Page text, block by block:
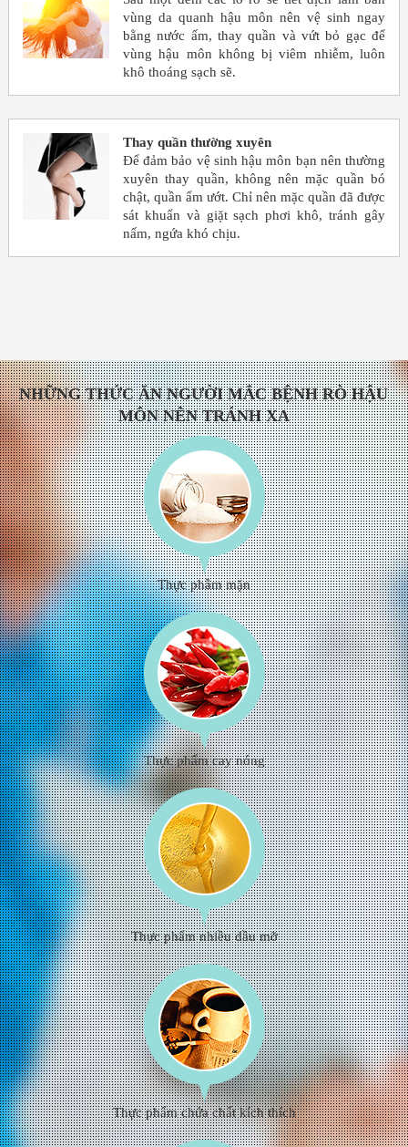
vùng da quanh hậu môn nên vệ sinh ngay
bằng nước ấm, thay quần và vứt bỏ gạc để
vùng hậu môn không bị viêm nhiễm, luôn
khô thoáng sạch sẽ.
Thay quần thường xuyên
Để đảm bảo vệ sinh hậu môn bạn nên thường
xuyên thay quần, không nên mặc quần bó
chật, quần ẩm ướt. Chỉ nên mặc quần đã được
sát khuẩn và giặt sạch phơi khô, tránh gây
nấm, ngứa khó chịu.
NHỮNG THỨC ĂN NGƯỜI MẮC BỆNH RÒ HẬU
MÔN NÊN TRÁNH XA
Thực phầm mặn
Thực phẩm cay nóng
Thực phẩm nhiều dầu mỡ
Thực phẩm chứa chất kích thích